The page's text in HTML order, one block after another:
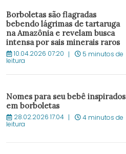
Borboletas são flagradas
bebendo lágrimas de tartaruga
na Amazônia e revelam busca
intensa por sais minerais raros
10.04.2026 07:20 5 minutos de
leitura
Nomes para seu bebê inspirados
em borboletas
28.02.2026 17:04 4 minutos de
leitura